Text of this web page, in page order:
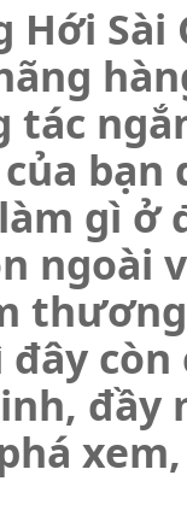
Hới Sài
tác
gì ở
đầy